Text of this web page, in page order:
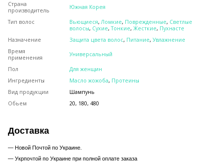
Страна
производитель
Южная Корея
Тип волос Вьющиеся,Ломкие, Поврежденные, Светлые
волосы, Сухие,Тонкие, Жесткие, Пухнасте
Назначение
Защита цвета волос, Питание, Увлажнение
Время
применения
Универсальный
Пол
Для женщин
Ингредиенты
Масло жожоба, Протеины
Вид продукции
Шампунь
Обьем
20, 180, 480
Доставка
— Новой Почтой по Украине.
— Укрпочтой по Украине при полной оплате заказа